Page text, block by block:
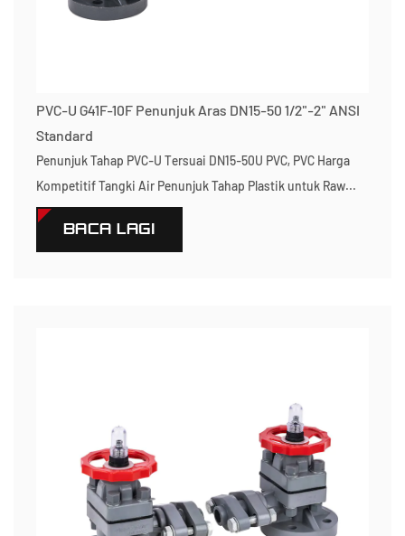
PVC-U G41F-10F Penunjuk Aras DN15-50 1/2"-2" ANSI
Standard
Penunjuk Tahap PVC-U Tersuai DN15-50U PVC, PVC Harga
Kompetitif Tangki Air Penunjuk Tahap Plastik untuk Raw...
BACA LAGI